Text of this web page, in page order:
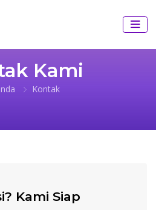
Kami
Kontak
Kami Siap